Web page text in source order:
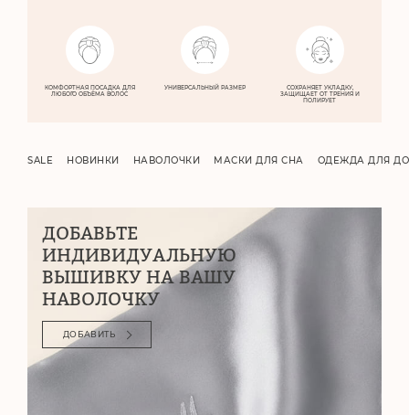
КОМФОРТНАЯ ПОСАДКА ДЛЯ
ЛЮБОГО ОБЪЁМА ВОЛОС
УНИВЕРСАЛЬНЫЙ РАЗМЕР СОХРАНЯЕТУКЛАДКУ,
ЗАЩИЩАЕТОТ ТРЕНИЯ И
ПОЛИРУЕТ
SALE НОВИНКИ НАВОЛОЧКИ МАСКИ ДЛЯ СНА ОДЕЖДА ДЛЯ
ДОБАВЬТЕ
ИНДИВИДУАЛЬНУЮ
ВЫШИВКУ НА ВАШУ
НАВОЛОЧКУ
ДОБАВИТЬ